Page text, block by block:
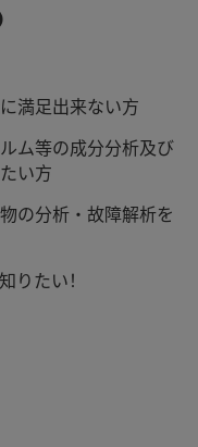
満足出来ない方
ム等の成分分析及び
い方
の分析・故障解析を
りたい！